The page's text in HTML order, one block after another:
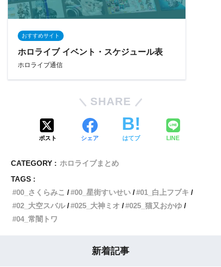
おすすめサイト
ホロライブ イベント・スケジュール表
ホロライブ通信
SHARE
ポスト シェア はてブ LINE
CATEGORY : ホロライブまとめ
TAGS :
00_さくらみこ
00_星街すいせい
01_白上フブキ
02_大空スバル
025_大神ミオ
025_猫又おかゆ
04_常闇トワ
新着記事